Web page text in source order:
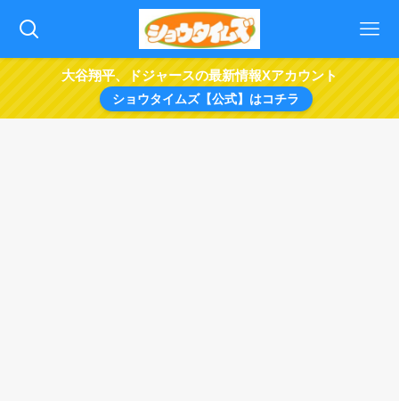
大谷翔平、ドジャースの最新情報Xアカウント
ショウタイムズ【公式】はコチラ